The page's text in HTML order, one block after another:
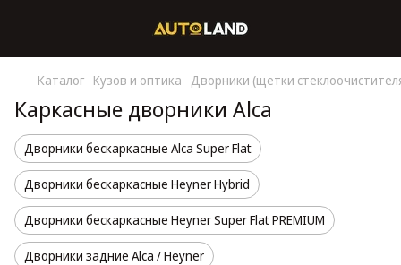
Каталог Кузов и оптика Дворники (щетки
Каркасные дворники Alca
Дворники бескаркасные Alca Super Flat
Дворники бескаркасные Heyner Hybrid
Дворники бескаркасные Heyner Super Flat PREMIUM
Дворники задние Alca / Heyner